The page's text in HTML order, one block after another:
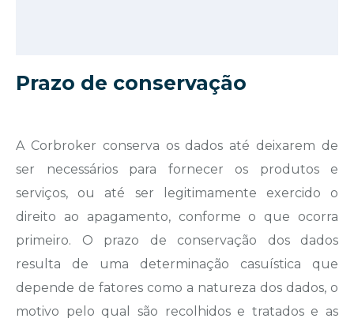
Prazo de conservação
A Corbroker conserva os dados até deixarem de
ser necessários para fornecer os produtos e
serviços, ou até ser legitimamente exercido o
direito ao apagamento, conforme o que ocorra
primeiro. O prazo de conservação dos dados
resulta de uma determinação casuística que
depende de fatores como a natureza dos dados, o
motivo pelo qual são recolhidos e tratados e as